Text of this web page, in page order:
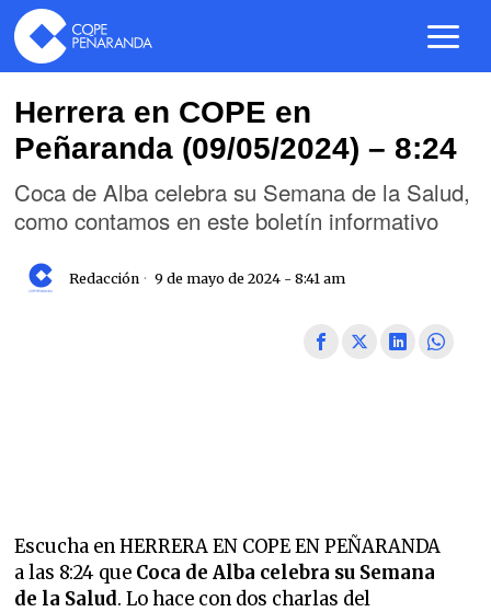
Herrera en COPE en
Peñaranda (09/05/2024) – 8:24
Coca de Alba celebra su Semana de la Salud,
como contamos en este boletín informativo
Redacción 9 de mayo de 2024 - 8:41 am
Escucha en HERRERA EN COPE EN PEÑARANDA
a las 8:24 que Coca de Alba celebra su Semana
de la Salud. Lo hace con dos charlas del